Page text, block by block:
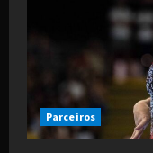
Parceiros